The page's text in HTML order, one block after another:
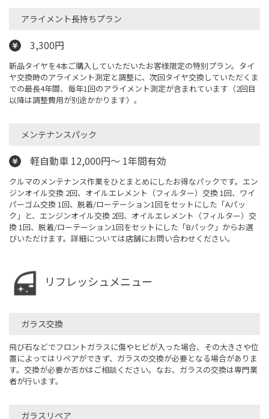
アライメント長持ちプラン
3,300円
新品タイヤを4本ご購入していただいたお客様限定の特別プラン。タイ
ヤ交換時のアライメント測定と調整に、次回タイヤ交換していただくま
での最長4年間、毎年1回のアライメント測定が含まれています（2回目
以降は調整費用が別途かかります）。
メンテナンスパック
軽自動車 12,000円～ 1年間有効
クルマのメンテナンス作業をひとまとめにしたお得なパックです。エン
ジンオイル交換 2回、オイルエレメント（フィルター）交換 1回、ワイ
パーゴム交換 1回、脱着/ローテーション1回をセットにした「Aパッ
ク」と、エンジンオイル交換 2回、オイルエレメント（フィルター）交
換 1回、脱着/ローテーション1回をセットにした「Bパック」からお選
びいただけます。詳細については店舗にお問い合わせください。
リフレッシュメニュー
ガラス交換
飛び石などでフロントガラスに傷やヒビが入った場合、その大きさや位
置によってはリペアができず、ガラスの交換が必要となる場合がありま
す。交換が必要か否かはご相談ください。なお、ガラスの交換は専門業
者が行います。
ガラスリペア